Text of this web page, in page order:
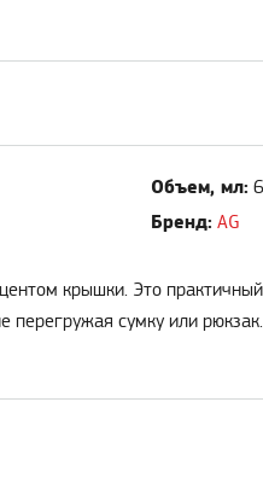
Объем, мл:
Бренд: AG
крышки. Это
сумку или